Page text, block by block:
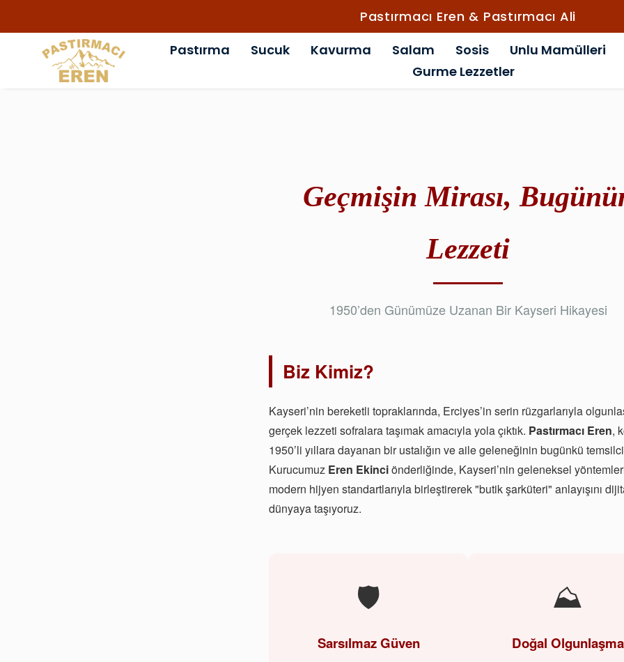
Pastırmacı Eren & Pastırmacı Ali
Pastırma
Sucuk Kavurma Salam Sosis Unlu Mamülleri
Gurme Lezzetler
Geçmişin Mirası,
Lezzeti
1950’den Günümüze Uzanan Bir Kayseri Hikayesi
Biz Kimiz?
Kayseri’nin bereketli topraklarında, Erciyes’in serin rüzgarlarıyla
gerçek lezzeti sofralara taşımak amacıyla yola çıktık. Pastırmacı Eren,
1950’li yıllara dayanan bir ustalığın ve aile geleneğinin bugünkü
Kurucumuz Eren Ekinciönderliğinde, Kayseri’nin geleneksel
modern hijyen standartlarıyla birleştirerek "butik şarküteri" anlayışını
dünyaya taşıyoruz.
🛡️
Sarsılmaz Güven
⛰️
Doğal Olgunlaşma